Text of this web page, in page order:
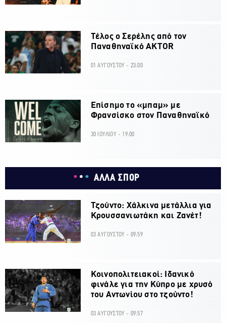
Τέλος ο Σερέλης από τον
Παναθηναϊκό AKTOR
01 ΑΥΓΟΥΣΤΟΥ - 23:00
Επίσημο το «μπαμ» με
Φρανσίσκο στον Παναθηναϊκό
30 ΙΟΥΛΙΟΥ - 19:00
ΑΛΛΑ ΣΠΟΡ
Τζούντο: Χάλκινα μετάλλια για
Κρουσσανιωτάκη και Ζανέτ!
03 ΑΥΓΟΥΣΤΟΥ - 09:59
Κοινοπολιτειακοί: Ιδανικό
φινάλε για την Κύπρο με χρυσό
του Αντωνίου στο τζούντο!
03 ΑΥΓΟΥΣΤΟΥ - 09:57